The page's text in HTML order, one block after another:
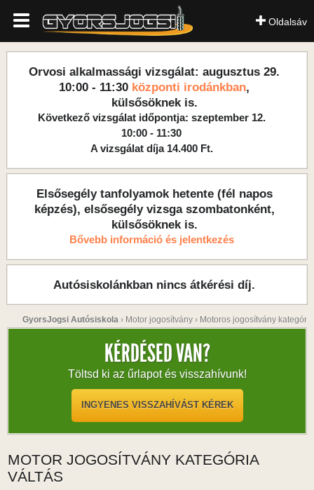
Oldalsáv
Orvosi alkalmassági vizsgálat: augusztus 29.
10:00 - 11:30 központi irodánkban,
külsősöknek is.
Következő vizsgálat időpontja: szeptember 12.
10:00 - 11:30
A vizsgálat díja 14.400 Ft.
Elsősegély tanfolyamok hetente (fél napos
képzés), elsősegély vizsga szombatonként,
külsősöknek is.
Bővebb információ és jelentkezés
Autósiskolánkban nincs átkérési díj.
GyorsJogsi Autósiskola › Motor jogosítvány › Motoros jogosítvány
KÉRDÉSED VAN?
Töltsd ki az űrlapot és visszahívunk!
INGYENES VISSZAHÍVÁST KÉREK
MOTOR JOGOSÍTVÁNY KATEGÓRIA
VÁLTÁS